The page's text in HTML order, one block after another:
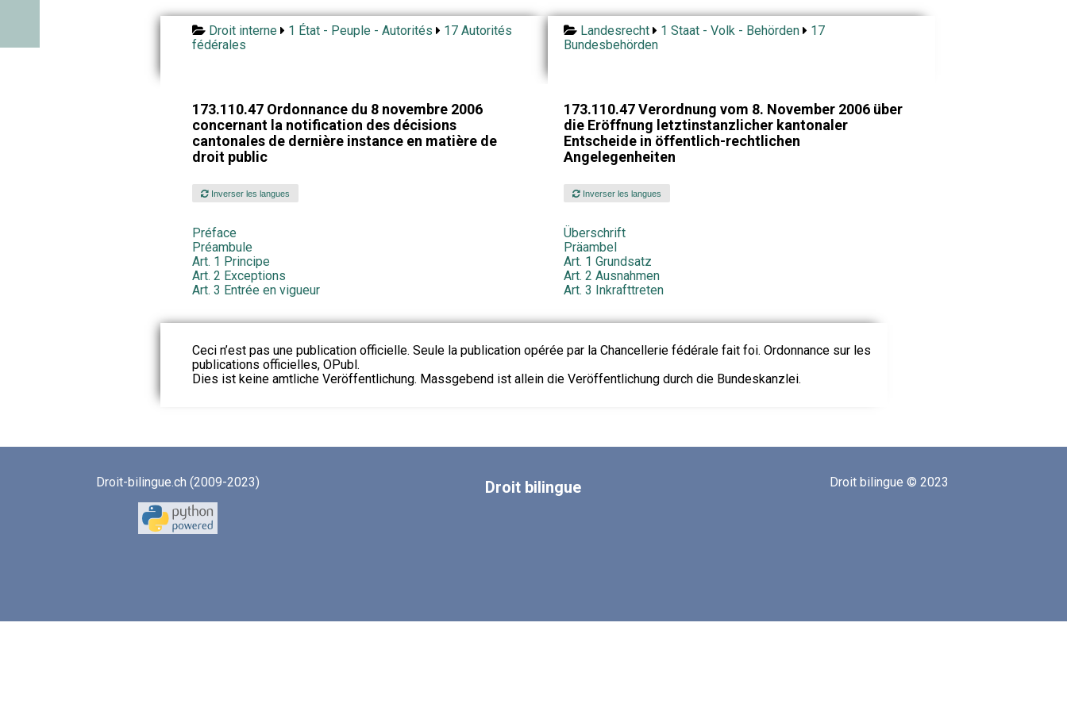
Droit interne 1 État - Peuple - Autorités
17 Autorités
fédérales
Landesrecht 1 Staat - Volk - Behörden
17
Bundesbehörden
173.110.47 Ordonnance du 8 novembre 2006
concernant la notification des décisions
cantonales de dernière instance en matière de
droit public
Inverser les langues
173.110.47 Verordnung vom 8. November 2006 über
die Eröffnung letztinstanzlicher kantonaler
Entscheide in öffentlich-rechtlichen
Angelegenheiten
Inverser les langues
Préface
Überschrift
Préambule
Präambel
Art. 1 Principe
Art. 1 Grundsatz
Art. 2 Exceptions
Art. 2 Ausnahmen
Art. 3 Entrée en vigueur
Art. 3 Inkrafttreten
Ceci n’est pas une publication officielle. Seule la publication opérée par la Chancellerie fédérale fait foi. Ordonnance sur les
publications officielles, OPubl.
Dies ist keine amtliche Veröffentlichung. Massgebend ist allein die Veröffentlichung durch die Bundeskanzlei.
Droit-bilingue.ch (2009-2023) Droit bilingue Droit bilingue © 2023